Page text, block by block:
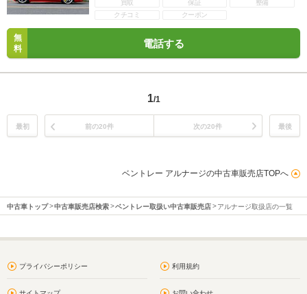
買取
保証
整備
クチコミ
クーポン
無
料
電話する
1/1
最初 前の20件 次の20件 最後
ベントレー アルナージの中古車販売店TOPへ
中古車トップ 中古車販売店検索 ベントレー取扱い中古車販売店 アルナージ取扱店の一覧
プライバシーポリシー 利用規約